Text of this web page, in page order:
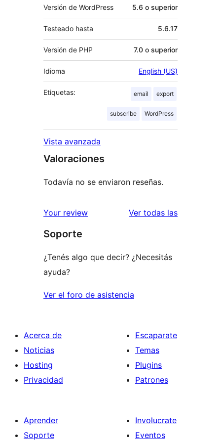
Versión de WordPress 5.6 o superior
Testeado hasta 5.6.17
Versión de PHP 7.0 o superior
Idioma English (US)
Etiquetas: email export
subscribe WordPress
Vista avanzada
Valoraciones
Todavía no se enviaron reseñas.
Your review Ver todas lasreseñas
Soporte
¿Tenés algo que decir? ¿Necesitás
ayuda?
Ver el foro de asistencia
Acerca de
Noticias
Hosting
Privacidad
Escaparate
Temas
Plugins
Patrones
Aprender
Soporte
Involucrate
Eventos